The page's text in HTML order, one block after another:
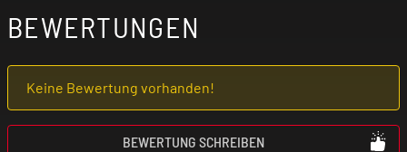
Material: PC, Aluminiumlegierung
Leistungsbereich: 5 - 35 W
Schnellladefunktion
BEWERTUNGEN
Keine Bewertung vorhanden!
BEWERTUNG SCHREIBEN